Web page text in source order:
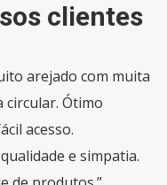
clientes
arejado com muita
circular. Ótimo
acesso.
e simpatia.